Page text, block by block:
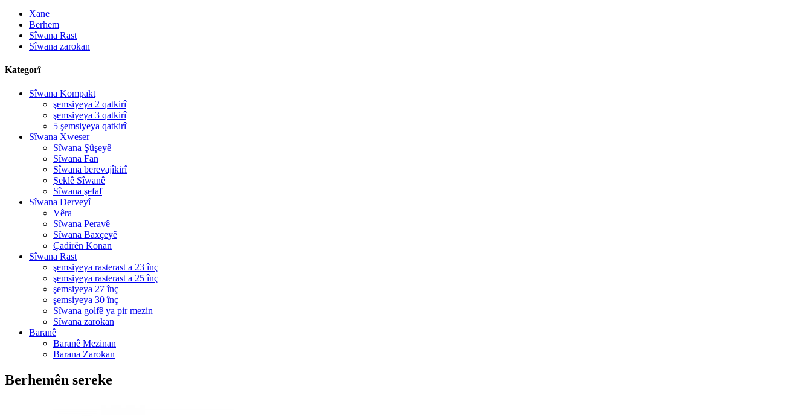
Xane
Berhem
Sîwana Rast
Sîwana zarokan
Kategorî
Sîwana Kompakt
şemsiyeya 2 qatkirî
şemsiyeya 3 qatkirî
5 şemsiyeya qatkirî
Sîwana Xweser
Sîwana Şûşeyê
Sîwana Fan
Sîwana berevajîkirî
Şeklê Sîwanê
Sîwana şefaf
Sîwana Derveyî
Vêra
Sîwana Peravê
Sîwana Baxçeyê
Çadirên Konan
Sîwana Rast
şemsiyeya rasterast a 23 înç
şemsiyeya rasterast a 25 înç
şemsiyeya 27 înç
şemsiyeya 30 înç
Sîwana golfê ya pir mezin
Sîwana zarokan
Baranê
Baranê Mezinan
Barana Zarokan
Berhemên sereke